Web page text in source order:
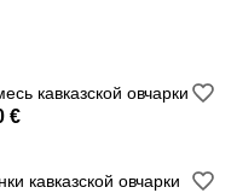
кавказской овчарки
€
кавказской овчарки